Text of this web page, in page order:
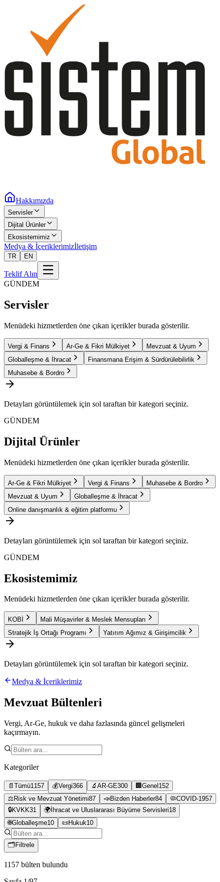
Hakkımızda
Servisler
Dijital Ürünler
Ekosistemimiz
Medya & İçeriklerimizİletişim
TR EN
Teklif Alın
GÜNDEM
Servisler
Menüdeki hizmetlerden öne çıkan içerikler burada gösterilir.
Vergi & Finans Ar-Ge & Fikri Mülkiyet
Mevzuat & Uyum
Globalleşme & İhracat
Finansmana Erişim & Sürdürülebilirlik
Muhasebe & Bordro
Detayları görüntülemek için sol taraftan bir kategori seçiniz.
GÜNDEM
Dijital Ürünler
Menüdeki hizmetlerden öne çıkan içerikler burada gösterilir.
Ar-Ge & Fikri Mülkiyet Vergi & Finans
Muhasebe & Bordro
Mevzuat & Uyum
Globalleşme & İhracat
Online danışmanlık & eğitim platformu
Detayları görüntülemek için sol taraftan bir kategori seçiniz.
GÜNDEM
Ekosistemimiz
Menüdeki hizmetlerden öne çıkan içerikler burada gösterilir.
KOBİ
Mali Müşavirler & Meslek Mensupları
Stratejik İş Ortağı Programı
Yatırım Ağımız & Girişimcilik
Detayları görüntülemek için sol taraftan bir kategori seçiniz.
Medya & İçeriklerimiz
Mevzuat Bültenleri
Vergi, Ar-Ge, hukuk ve daha fazlasında güncel gelişmeleri
kaçırmayın.
Kategoriler
📄 Tümü1157 💰Vergi366 🔬 AR-GE300 🏢 Genel 152
⚖️ Risk ve Mevzuat Yönetimi87 📣Bizden Haberler84 🦠COVID-1957
🔒KVKK31 🌍 İhracat ve Uluslararası Büyüme Servisleri18
🌐Globalleşme10 📜Hukuk10
🗂 Filtrele
1157 bülten bulundu